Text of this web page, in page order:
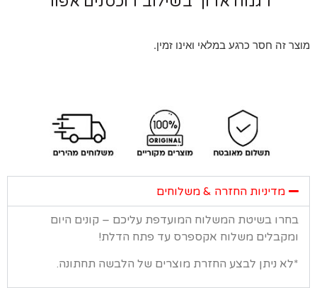
זה חסר כרגע במלאי ואינו זמין.
מדיניות החזרה & משלוחים
בשיטת המשלוח המועדפת עליכם – קונים היום
משלוח אקספרס עד פתח הדלת!
ניתן לבצע החזרת מוצרים של הלבשה תחתונה.